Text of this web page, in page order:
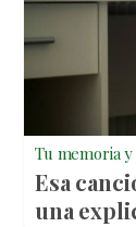
Tu memoria
Esa
una